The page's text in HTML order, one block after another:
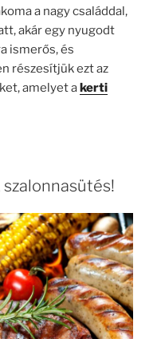
a nagy családdal,
akár egy nyugodt
ismerős, és
részesítjük ezt az
amelyet akerti